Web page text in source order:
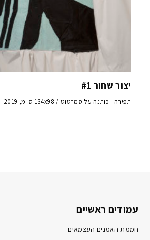
יצור שחור #1
תפירה - כותנה על סמרטוט / 134x98 ס"מ, 2019
עמודים ראשיים
חממת האמנים העצמאים